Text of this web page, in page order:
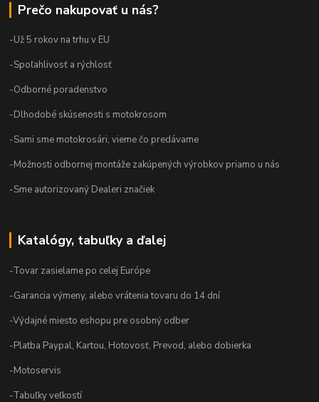
Prečo nakupovať u nás?
-Už 5 rokov na trhu v EU
-Spoľahlivosť a rýchlosť
-Odborné poradenstvo
-Dlhodobé skúsenosti s motokrosom
-Sami sme motokrosári, vieme čo predávame
-Možnosti odbornej montáže zakúpených výrobkov priamo u nás
-Sme autorizovaný Dealeri značiek
Katalógy, tabuľky a ďalej
-Tovar zasielame po celej Európe
-Garancia výmeny, alebo vrátenia tovaru do 14 dní
-Výdajné miesto eshopu pre osobný odber
-Platba Paypal, Kartou, Hotovosť, Prevod, alebo dobierka
-Motoservis
-Tabuľky veľkostí